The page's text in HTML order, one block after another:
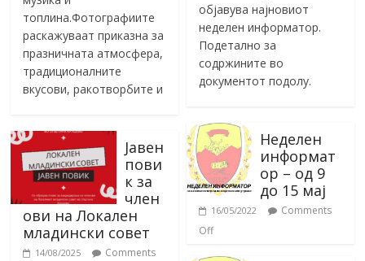
топлина.Фотографиите
раскажуваат приказна за
празничната атмосфера,
традиционалните
вкусови, ракотворбите и
Јавен
пови
к за
член
ови на Локален
младински совет
14/08/2025
Comments
објавува најновиот
неделен информатор.
Подетално за
содржините во
документот подолу.
Неделен
информат
ор – од 9
до 15 мај
16/05/2022
Comments
Off